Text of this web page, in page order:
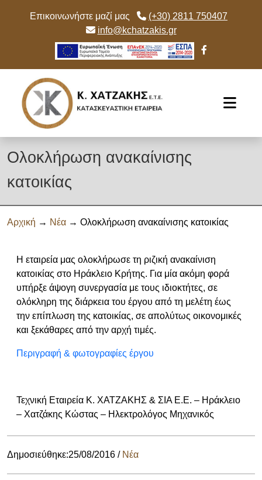
Skip to main content
Επικοινωνήστε μαζί μας
(+30) 2811 750407
info@kchatzakis.gr
Ολοκλήρωση ανακαίνισης
κατοικίας
Αρχική → Νέα → Ολοκλήρωση ανακαίνισης κατοικίας
Η εταιρεία μας ολοκλήρωσε τη ριζική ανακαίνιση
κατοικίας στο Ηράκλειο Κρήτης. Για μία ακόμη φορά
υπήρξε άψογη συνεργασία με τους ιδιοκτήτες, σε
ολόκληρη της διάρκεια του έργου από τη μελέτη έως
την επίπλωση της κατοικίας, σε απολύτως οικονομικές
και ξεκάθαρες από την αρχή τιμές.
Περιγραφή & φωτογραφίες έργου
Τεχνική Εταιρεία Κ. ΧΑΤΖΑΚΗΣ & ΣΙΑ Ε.Ε. – Ηράκλειο
– Χατζάκης Κώστας – Ηλεκτρολόγος Μηχανικός
Δημοσιεύθηκε:25/08/2016 / Νέα